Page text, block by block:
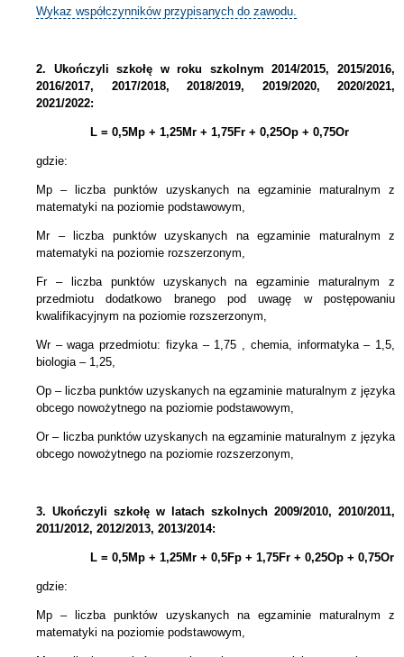
Wykaz współczynników przypisanych do zawodu.
2. Ukończyli szkołę w roku szkolnym 2014/2015, 2015/2016,
2016/2017, 2017/2018, 2018/2019, 2019/2020, 2020/2021,
2021/2022:
L = 0,5Mp + 1,25Mr + 1,75Fr + 0,25Op + 0,75Or
gdzie:
Mp – liczba punktów uzyskanych na egzaminie maturalnym z
matematyki na poziomie podstawowym,
Mr – liczba punktów uzyskanych na egzaminie maturalnym z
matematyki na poziomie rozszerzonym,
Fr – liczba punktów uzyskanych na egzaminie maturalnym z
przedmiotu dodatkowo branego pod uwagę w postępowaniu
kwalifikacyjnym na poziomie rozszerzonym,
Wr – waga przedmiotu: fizyka – 1,75 , chemia, informatyka – 1,5,
biologia – 1,25,
Op – liczba punktów uzyskanych na egzaminie maturalnym z języka
obcego nowożytnego na poziomie podstawowym,
Or – liczba punktów uzyskanych na egzaminie maturalnym z języka
obcego nowożytnego na poziomie rozszerzonym,
3. Ukończyli szkołę w latach szkolnych 2009/2010, 2010/2011,
2011/2012, 2012/2013, 2013/2014:
L = 0,5Mp + 1,25Mr + 0,5Fp + 1,75Fr + 0,25Op + 0,75Or
gdzie:
Mp – liczba punktów uzyskanych na egzaminie maturalnym z
matematyki na poziomie podstawowym,